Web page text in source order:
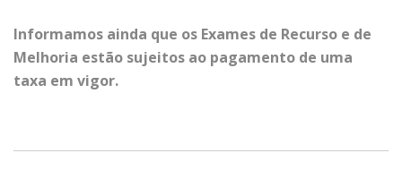
Informamos ainda que os Exames de Recurso e de
Melhoria estão sujeitos ao pagamento de uma
taxa em vigor.